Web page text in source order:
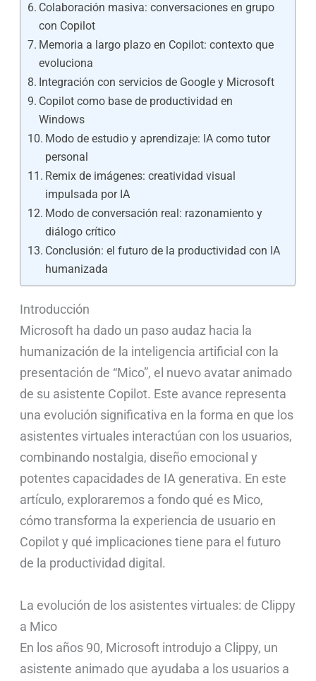
Colaboración masiva: conversaciones en grupo
con Copilot
Memoria a largo plazo en Copilot: contexto que
evoluciona
Integración con servicios de Google y Microsoft
Copilot como base de productividad en
Windows
Modo de estudio y aprendizaje: IA como tutor
personal
Remix de imágenes: creatividad visual
impulsada por IA
Modo de conversación real: razonamiento y
diálogo crítico
Conclusión: el futuro de la productividad con IA
humanizada
Introducción
Microsoft ha dado un paso audaz hacia la
humanización de la inteligencia artificial con la
presentación de “Mico”, el nuevo avatar animado
de su asistente Copilot. Este avance representa
una evolución significativa en la forma en que los
asistentes virtuales interactúan con los usuarios,
combinando nostalgia, diseño emocional y
potentes capacidades de IA generativa. En este
artículo, exploraremos a fondo qué es Mico,
cómo transforma la experiencia de usuario en
Copilot y qué implicaciones tiene para el futuro
de la productividad digital.
La evolución de los asistentes virtuales: de Clippy
a Mico
En los años 90, Microsoft introdujo a Clippy, un
asistente animado que ayudaba a los usuarios a